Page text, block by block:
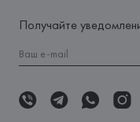
Получайте